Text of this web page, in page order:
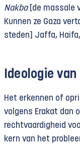
Nakba[de massale
Kunnen ze Gaza
steden] Jaffa, Haifa,
Ideologie van
Het erkennen of
volgens Erakat dan
rechtvaardigheid
kern van het